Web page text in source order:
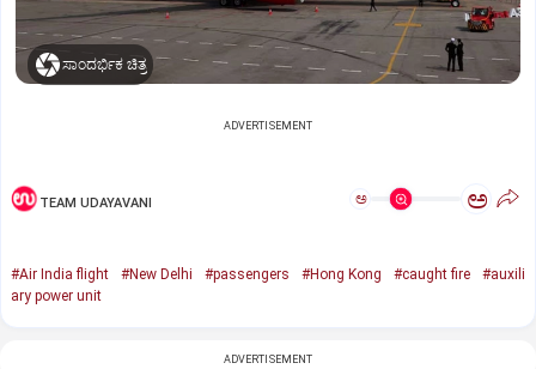
ಸಾಂದರ್ಭಿಕ ಚಿತ್ರ
ADVERTISEMENT
TEAM UDAYAVANI ಅ ಅ
#Air India flight #New Delhi #passengers #Hong Kong #caught fire
#auxili
ary power unit
ADVERTISEMENT